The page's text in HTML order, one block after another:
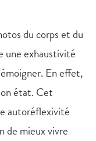
du corps et du
une exhaustivité
En effet,
état. Cet
autoréflexivité
de mieux vivre